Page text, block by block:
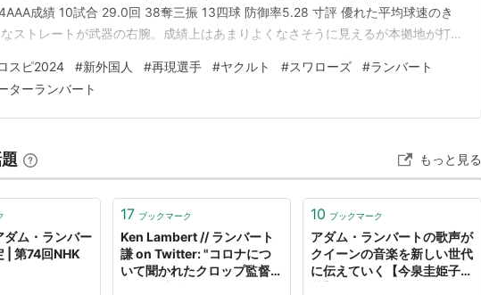
成績 10試合 29.0回 38奪三振 13四球 防御率5.28 寸評 優れた平均球速のき
ストレートが武器の右腕。成績上はあまりよくなさそうに見えるが本拠地が打者
わかるように投げている球は優秀であり…
スピ2024 #新外国人 #再現選手 #ヤクルト #スワローズ #ランバート
ターランバート
もっと見る
ダム・ランバー
| 第74回NHK
17 ブックマーク
Ken Lambert // ランバート
謙 on Twitter: "コロナにつ
いて聞かれたクロップ監督の
10 ブックマーク
アダム・ランバートの歌声が
クイーンの音楽を新しい世代
に伝えていく【今泉圭姫子連